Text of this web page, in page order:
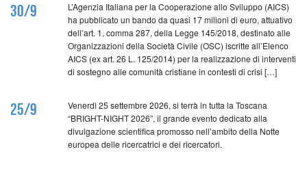
30/9
L’Agenzia Italiana per la Cooperazione allo Sviluppo (AICS)
ha pubblicato un bando da quasi 17 milioni di euro, attuativo
dell’art. 1, comma 287, della Legge 145/2018, destinato alle
Organizzazioni della Società Civile (OSC) iscritte all’Elenco
AICS (ex art. 26 L. 125/2014) per la realizzazione di interventi
di sostegno alle comunità cristiane in contesti di crisi […]
25/9
Venerdì 25 settembre 2026, si terrà in tutta la Toscana
“BRIGHT-NIGHT 2026”, il grande evento dedicato alla
divulgazione scientifica promosso nell’ambito della Notte
europea delle ricercatrici e dei ricercatori.